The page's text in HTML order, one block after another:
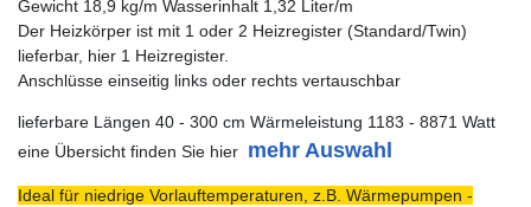
Gewicht 18,9 kg/m Wasserinhalt 1,32 Liter/m
Der Heizkörper ist mit 1 oder 2 Heizregister (Standard/Twin)
lieferbar, hier 1 Heizregister.
Anschlüsse einseitig links oder rechts vertauschbar
lieferbare Längen 40 - 300 cm Wärmeleistung 1183 - 8871 Watt
eine Übersicht finden Sie hier mehr Auswahl
Ideal für niedrige Vorlauftemperaturen, z.B. Wärmepumpen -